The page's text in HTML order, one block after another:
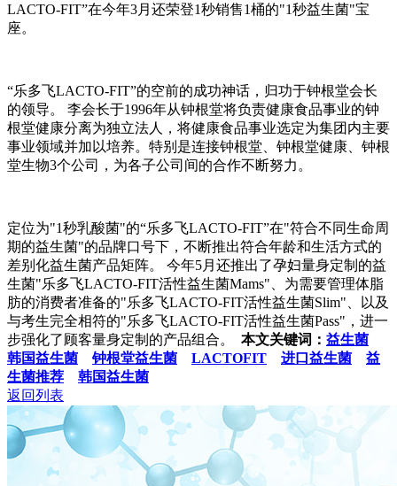
LACTO-FIT”在今年3月还荣登1秒销售1桶的"1秒益生菌"宝
座。
“乐多飞LACTO-FIT”的空前的成功神话，归功于钟根堂会长
的领导。 李会长于1996年从钟根堂将负责健康食品事业的钟
根堂健康分离为独立法人，将健康食品事业选定为集团内主要
事业领域并加以培养。特别是连接钟根堂、钟根堂健康、钟根
堂生物3个公司，为各子公司间的合作不断努力。
定位为"1秒乳酸菌"的“乐多飞LACTO-FIT”在"符合不同生命周
期的益生菌"的品牌口号下，不断推出符合年龄和生活方式的
差别化益生菌产品矩阵。 今年5月还推出了孕妇量身定制的益
生菌"乐多飞LACTO-FIT活性益生菌Mams"、为需要管理体脂
肪的消费者准备的"乐多飞LACTO-FIT活性益生菌Slim"、以及
与考生完全相符的"乐多飞LACTO-FIT活性益生菌Pass" ，进一
步强化了顾客量身定制的产品组合。 本文关键词： 益生菌
韩国益生菌
钟根堂益生菌 LACTOFIT 进口益生菌
益
生菌推荐
韩国益生菌
返回列表